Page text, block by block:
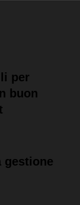
per
buon
gestione